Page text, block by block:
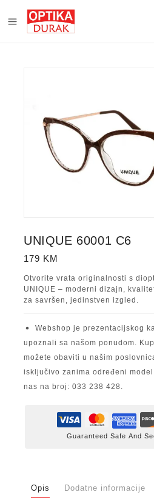
UNIQUE 60001 C6
179 KM
Otvorite vrata originalnosti s
UNIQUE – moderni dizajn,
za savršen, jedinstven izgled.
Webshop je prezentacijskog
upoznali sa našom ponudom.
možete obaviti u našim
isključivo zanima određeni
nas na broj: 033 238 428.
Guaranteed Safe And
Opis Dodatne informacije